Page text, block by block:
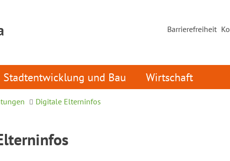
Barrierefreiheit
Stadtentwicklung und Bau Wirtschaft
Digitale Elterninfos